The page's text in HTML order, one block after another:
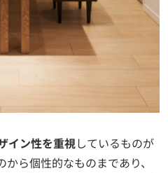
イン性を重視しているものが
ら個性的なものまであり、